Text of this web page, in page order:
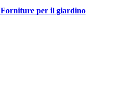
Forniture per il giardino